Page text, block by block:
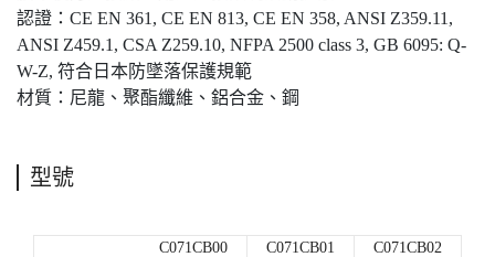
認證：CE EN 361, CE EN 813, CE EN 358, ANSI Z359.11,
ANSI Z459.1, CSA Z259.10, NFPA 2500 class 3, GB 6095: Q-
W-Z, 符合日本防墜落保護規範
材質：尼龍、聚酯纖維、鋁合金、鋼
型號
C071CB00 C071CB01
C071CB02